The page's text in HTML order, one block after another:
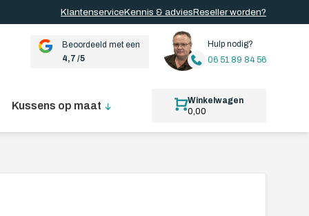
KlantenserviceKennis & adviesReseller worden?
Beoordeeld met een
4,7 /5
Hulp nodig?
06 51 89 84 56
Kussens op maat
Winkelwagen
0,00